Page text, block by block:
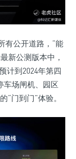
有公开道路，“能
新公测版本中，
计到2024年第四
车场闸机、园区
“门到门”体验。